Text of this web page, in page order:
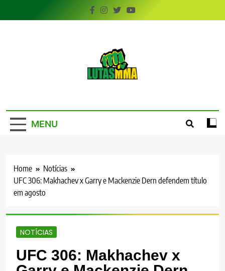
to
MENU
Home
Notícias
UFC 306: Makhachev x Garry e Mackenzie Dern defendem título
em agosto
NOTÍCIAS
UFC 306: Makhachev x